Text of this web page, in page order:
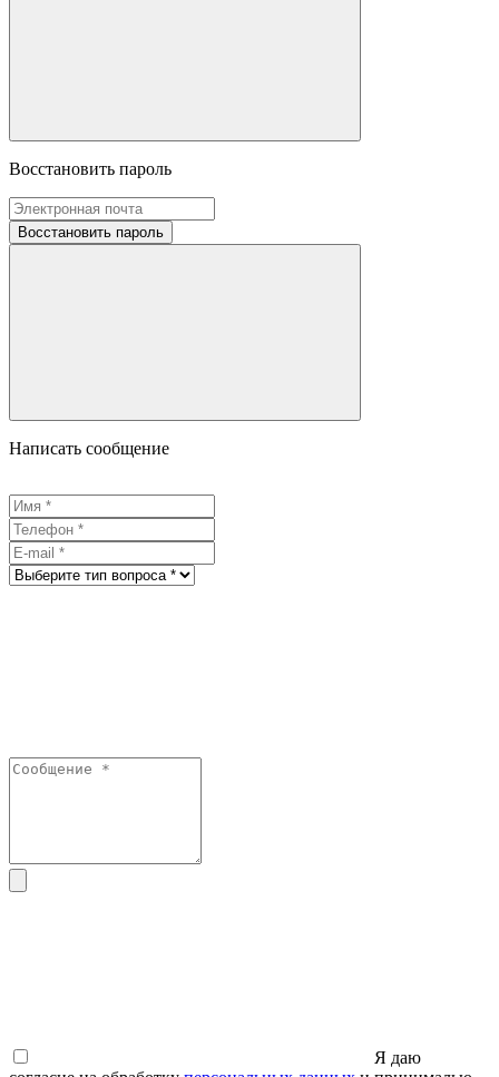
Восстановить пароль
Восстановить пароль
Написать сообщение
Я даю